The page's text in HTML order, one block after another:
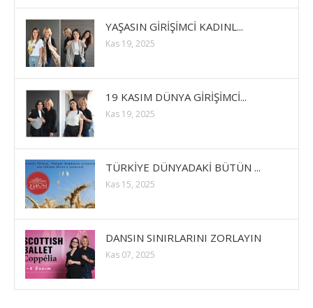
YAŞASIN GİRİŞİMCİ KADINL...
Kas 19, 2025
19 KASIM DÜNYA GİRİŞİMCİ...
Kas 19, 2025
TÜRKİYE DÜNYADAKİ BÜTÜN ...
Kas 15, 2025
DANSIN SINIRLARINI ZORLAYIN
Kas 07, 2025